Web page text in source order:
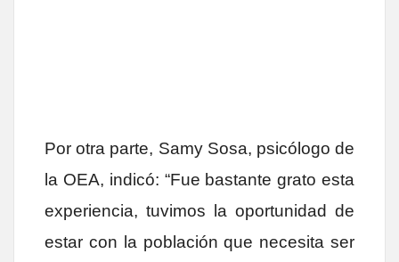
Por otra parte, Samy Sosa, psicólogo de
la OEA, indicó: “Fue bastante grato esta
experiencia, tuvimos la oportunidad de
estar con la población que necesita ser